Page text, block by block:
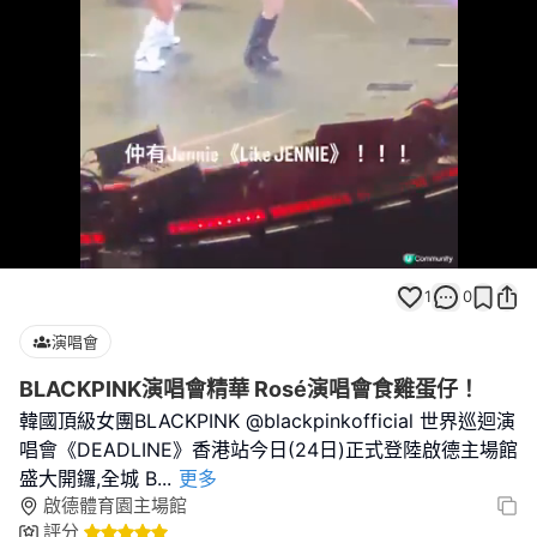
80.00%
1 0
演唱會
BLACKPINK演唱會精華 Rosé演唱會食雞蛋仔！
韓國頂級女團BLACKPINK @blackpinkofficial 世界巡迴演
唱會《DEADLINE》香港站今日(24日)正式登陸啟德主場館
盛大開鑼,全城 B... 更多
啟德體育園主場館
評分